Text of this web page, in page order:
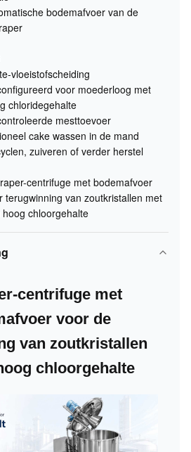
bodemafvoer van de
vloeistofscheiding
voor moederloog met
chloridegehalte
mesttoevoer
cake wassen in de mand
zuiveren of verder herstel
centrifuge met bodemafvoer
terugwinning van zoutkristallen met
hoog chloorgehalte
centrifuge met
voor de
van zoutkristallen
chloorgehalte